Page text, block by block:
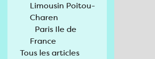
Limousin Poitou-
Charen
Paris Ile de
France
Tous les articles